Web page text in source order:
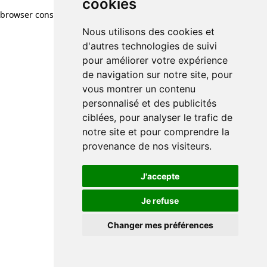
cookies
Nous utilisons des cookies et
d'autres technologies de suivi
pour améliorer votre expérience
de navigation sur notre site, pour
vous montrer un contenu
personnalisé et des publicités
ciblées, pour analyser le trafic de
notre site et pour comprendre la
provenance de nos visiteurs.
J'accepte
Je refuse
Changer mes préférences
browser console for more information)